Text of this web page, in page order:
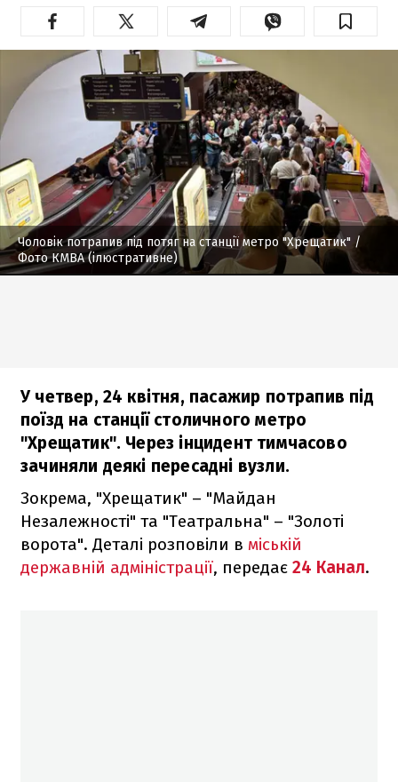
Чоловік потрапив під потяг на станції метро "Хрещатик"/
Фото КМВА (ілюстративне)
У четвер, 24 квітня, пасажир потрапив під
поїзд на станції столичного метро
"Хрещатик". Через інцидент тимчасово
зачиняли деякі пересадні вузли.
Зокрема, "Хрещатик" – "Майдан
Незалежності" та "Театральна" – "Золоті
ворота". Деталі розповіли в міській
державній адміністрації, передає 24 Канал.